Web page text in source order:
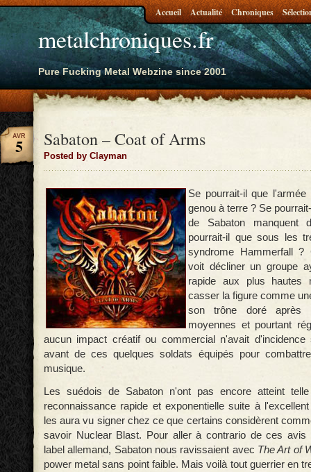
metalchroniques.fr
Pure Fucking Metal Webzine since 2001
Accueil Actualité Chroniques
Sabaton – Coat of Arms
Posted by Clayman
AVR
5
Se pourrait-il que
genou à terre ? Se
de Sabaton manquent
pourrait-il que sous les
syndrome Hammerfall ?
voit décliner un groupe
rapide aux plus hautes
casser la figure comme
son trône doré après
moyennes et pourtant
aucun impact créatif ou commercial n'avait
avant de ces quelques soldats équipés pour
musique.
Les suédois de Sabaton n'ont pas encore atteint
reconnaissance rapide et exponentielle suite à
les aura vu signer chez ce que certains considèrent
savoir Nuclear Blast. Pour aller à contrario de ces avis
label allemand, Sabaton nous ravissaient avec The Art of
power metal sans point faible. Mais voilà tout guerrier en